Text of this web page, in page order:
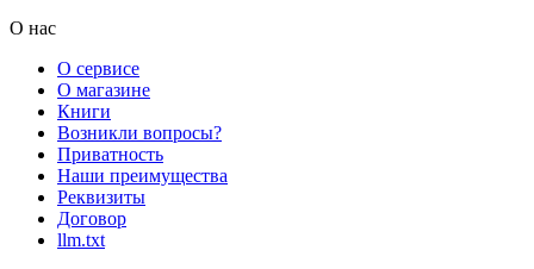
О нас
О сервисе
О магазине
Книги
Возникли вопросы?
Приватность
Наши преимущества
Реквизиты
Договор
llm.txt